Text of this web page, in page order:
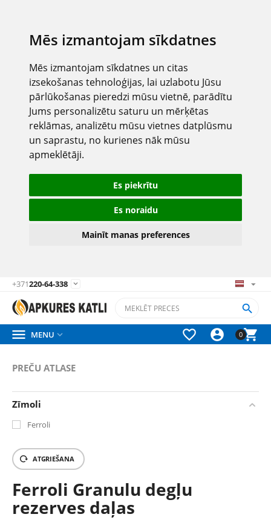
Mēs izmantojam sīkdatnes
Mēs izmantojam sīkdatnes un citas
izsekošanas tehnoloģijas, lai uzlabotu Jūsu
pārlūkošanas pieredzi mūsu vietnē, parādītu
Jums personalizētu saturu un mērķētas
reklāmas, analizētu mūsu vietnes datplūsmu
un saprastu, no kurienes nāk mūsu
apmeklētāji.
Es piekrītu
Es noraidu
Mainīt manas preferences
+371220-64-338 
0



 MENU 
PREČU ATLASE
Zīmoli
Ferroli
ATGRIEŠANA
Ferroli Granulu degļu
rezerves daļas